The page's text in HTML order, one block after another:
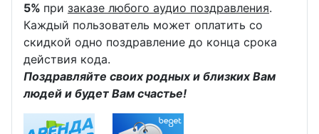
5% при заказе любого аудио поздравления.
Каждый пользователь может оплатить со
скидкой одно поздравление до конца срока
действия кода.
Поздравляйте своих родных и близких Вам
людей и будет Вам счастье!